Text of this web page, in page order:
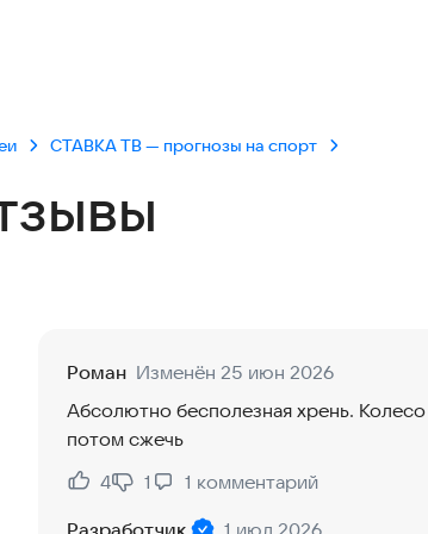
СТАВКА TВ — прогнозы на спорт
Роман Изменён 25 июн 2026
Абсолютно бесполезная хрень.
потом сжечь
Нравится:
4
Не нравится:
1 1 комментарий
Разработчик
1 июл 2026